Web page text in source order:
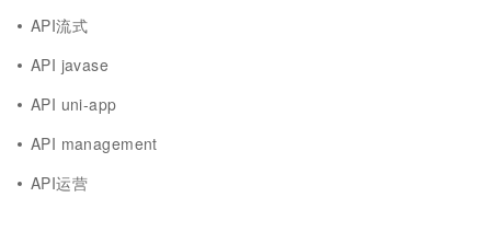
API流式
API javase
API uni-app
API management
API运营